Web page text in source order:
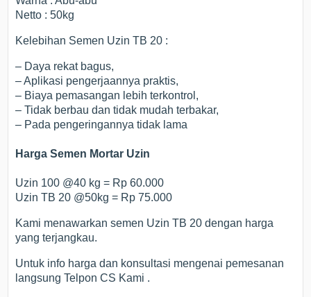
Netto : 50kg
Kelebihan Semen Uzin TB 20 :
– Daya rekat bagus,
– Aplikasi pengerjaannya praktis,
– Biaya pemasangan lebih terkontrol,
– Tidak berbau dan tidak mudah terbakar,
– Pada pengeringannya tidak lama
Harga Semen Mortar Uzin
Uzin 100 @40 kg = Rp 60.000
Uzin TB 20 @50kg = Rp 75.000
Kami menawarkan semen Uzin TB 20 dengan harga
yang terjangkau.
Untuk info harga dan konsultasi mengenai pemesanan
langsung Telpon CS Kami .